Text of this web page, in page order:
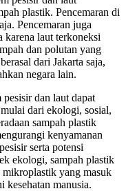
plastik. Pencemaran di
Pencemaran juga
karena laut terkoneksi
dan polutan yang
dari Jakarta saja,
negara lain.
pesisir dan laut dapat
dari ekologi, sosial,
sampah plastik
kenyamanan
serta potensi
ekologi, sampah plastik
mikroplastik yang masuk
kesehatan manusia.